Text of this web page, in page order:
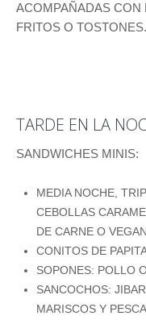
ACOMPAÑADAS CON
FRITOS O TOSTONES.
TARDE EN LA
SANDWICHES MINIS:
MEDIA NOCHE,
CEBOLLAS
DE CARNE O
CONITOS DE
SOPONES: POLLO
SANCOCHOS:
MARISCOS Y